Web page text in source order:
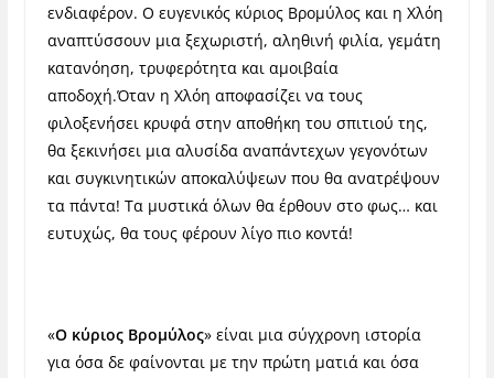
ενδιαφέρον. Ο ευγενικός κύριος Βρομύλος και η Χλόη
αναπτύσσουν μια ξεχωριστή, αληθινή φιλία, γεμάτη
κατανόηση, τρυφερότητα και αμοιβαία
αποδοχή.Όταν η Χλόη αποφασίζει να τους
φιλοξενήσει κρυφά στην αποθήκη του σπιτιού της,
θα ξεκινήσει μια αλυσίδα αναπάντεχων γεγονότων
και συγκινητικών αποκαλύψεων που θα ανατρέψουν
τα πάντα! Τα μυστικά όλων θα έρθουν στο φως… και
ευτυχώς, θα τους φέρουν λίγο πιο κοντά!
«O κύριος Βρομύλος» είναι μια σύγχρονη ιστορία
για όσα δε φαίνονται με την πρώτη ματιά και όσα